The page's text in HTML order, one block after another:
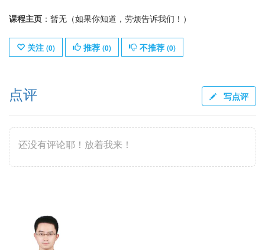
课程主页 ：暂无（如果你知道，劳烦告诉我们！）
关注 (0) 推荐 (0) 不推荐 (0)
点评 写点评
还没有评论耶！放着我来！